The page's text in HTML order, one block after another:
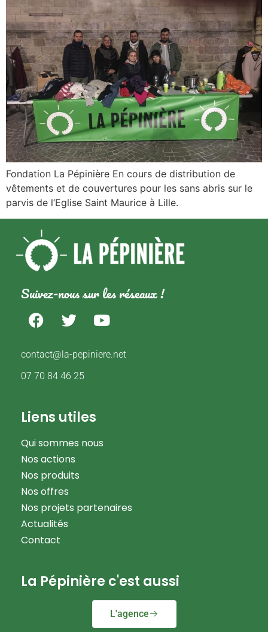
Fondation La Pépinière En cours de distribution de
vêtements et de couvertures pour les sans abris sur le
parvis de l’Eglise Saint Maurice à Lille.
Suivez-nous sur les réseaux !
contact@la-pepiniere.net
07 70 84 46 25
Liens utiles
Qui sommes nous
Nos actions
Nos produits
Nos offres
Nos projets partenaires
Actualités
Contact
La Pépinière c'est aussi
L'agence